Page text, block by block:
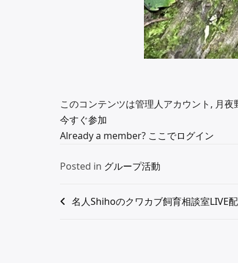
このコンテンツは管理人アカウント, 月夜
今すぐ参加
Already a member? ここでログイン
Posted in グループ活動
名人Shihoのクワカブ飼育相談室LIVE